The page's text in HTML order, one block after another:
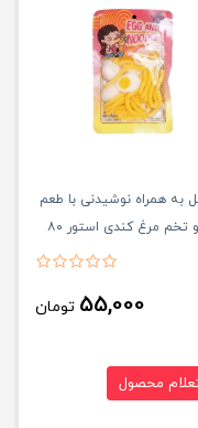
به همراه نوشیدنی با طعم
نودل و تخم مرغ کندی استور ۸۰
55,000 تومان
محصول